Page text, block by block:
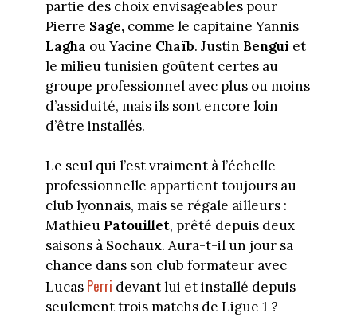
partie des choix envisageables pour
Pierre Sage,comme le capitaine Yannis
Lagha ou Yacine Chaïb. Justin Bengui et
le milieu tunisien goûtent certes au
groupe professionnel avec plus ou moins
d’assiduité, mais ils sont encore loin
d’être installés.
Le seul qui l’est vraiment à l’échelle
professionnelle appartient toujours au
club lyonnais, mais se régale ailleurs :
Mathieu Patouillet, prêté depuis deux
saisons à Sochaux. Aura-t-il un jour sa
chance dans son club formateur avec
Lucas Perri devant lui et installé depuis
seulement trois matchs de Ligue 1 ?